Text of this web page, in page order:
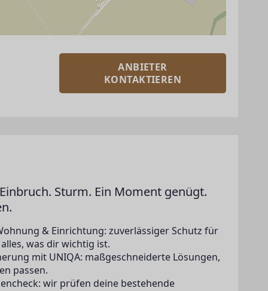
ANBIETER
KONTAKTIEREN
Sturm. Ein Moment genügt.
& Einrichtung: zuverlässiger Schutz für
was dir wichtig ist.
mit UNIQA: maßgeschneiderte Lösungen,
passen.
wir prüfen deine bestehende